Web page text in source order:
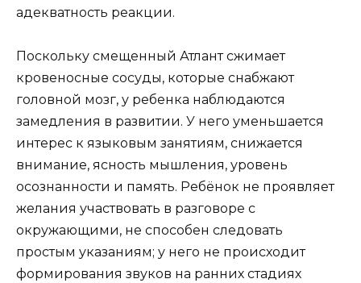
адекватность реакции.
Поскольку смещенный Атлант сжимает
кровеносные сосуды, которые снабжают
головной мозг, у ребенка наблюдаются
замедления в развитии. У него уменьшается
интерес к языковым занятиям, снижается
внимание, ясность мышления, уровень
осознанности и память. Ребёнок не проявляет
желания участвовать в разговоре с
окружающими, не способен следовать
простым указаниям; у него не происходит
формирования звуков на ранних стадиях